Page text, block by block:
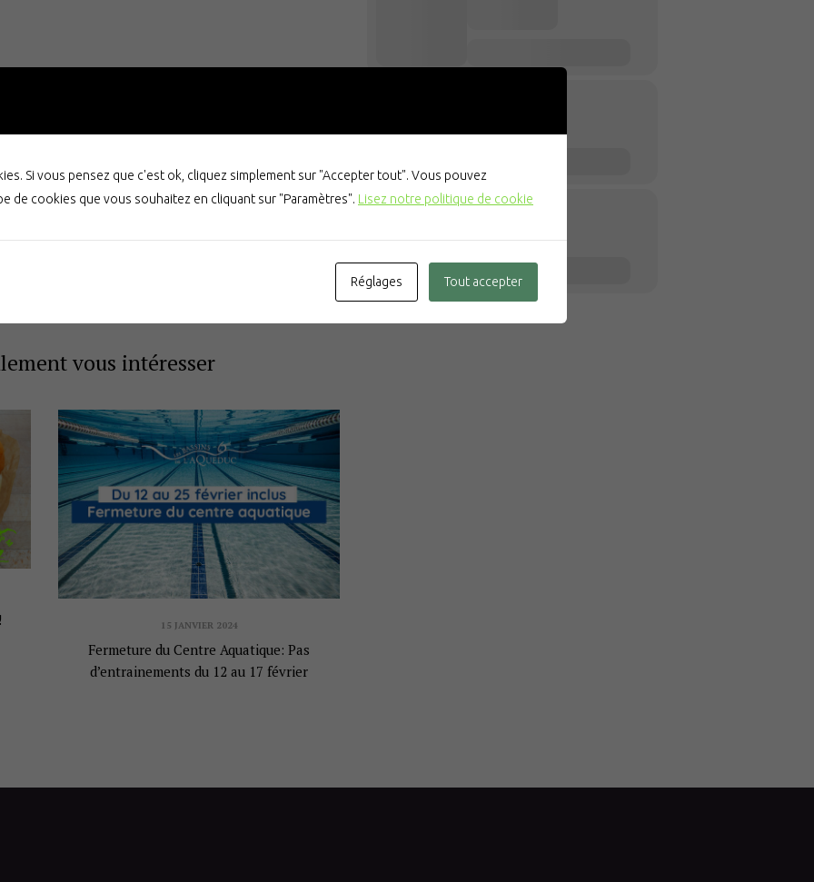
5 juillet 2026
vous intéresser
15 JANVIER 2024
Fermeture du Centre Aquatique: Pas
d’entrainements du 12 au 17 février
Si vous pensez que c'est ok, cliquez simplement sur "Accepter tout". Vous pouvez
de cookies que vous souhaitez en cliquant sur "Paramètres". Lisez notre politique de cookie
Réglages Tout accepter